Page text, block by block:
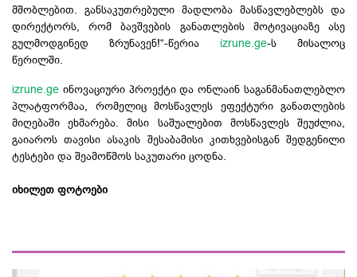
მშობლებით. განსაკუთრებული მადლობა მასწავლებლებს და
დირექტორს, რომ ბავშვების განათლების მოტივაციაზე ასე
გულმოდგინედ ზრუნავენ!“-წერია izrune.ge-ს მისალოც
წერილში.
izrune.ge ინოვაციური პროექტი და ონლაინ საგანმანათლებლო
პლატფორმაა, რომელიც მოსწავლეს ეფექტური განათლების
მიღებაში ეხმარება. მისი საშუალებით მოსწავლეს შეუძლია,
გაიაროს თავისი ასაკის შესაბამისი კითხვებისგან შედგენილი
ტესტები და შეამოწმოს საკუთარი ცოდნა.
იხილეთ ფოტოები